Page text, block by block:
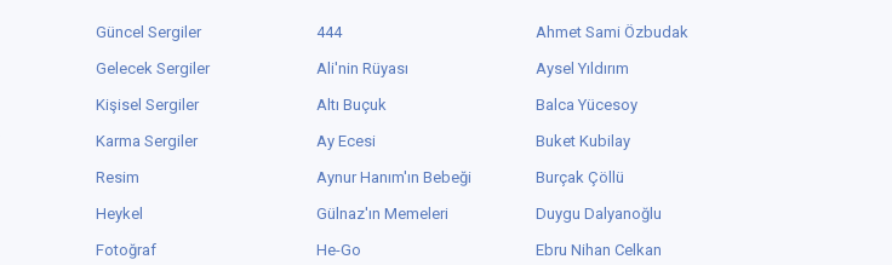
Güncel Sergiler
Gelecek Sergiler
Kişisel Sergiler
Karma Sergiler
Resim
Heykel
Fotoğraf
444
Ali'nin Rüyası
Altı Buçuk
Ay Ecesi
Aynur Hanım'ın Bebeği
Gülnaz'ın Memeleri
He-Go
Ahmet Sami Özbudak
Aysel Yıldırım
Balca Yücesoy
Buket Kubilay
Burçak Çöllü
Duygu Dalyanoğlu
Ebru Nihan Celkan